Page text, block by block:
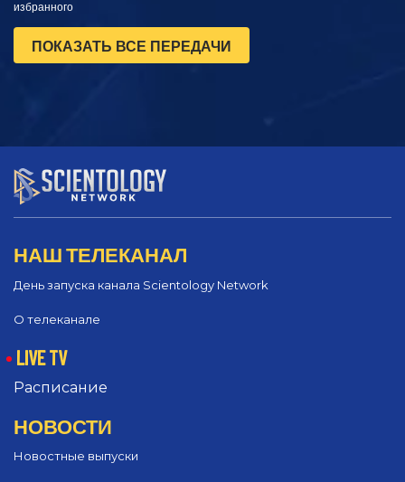
избранного
ПОКАЗАТЬ ВСЕ ПЕРЕДАЧИ
НАШ ТЕЛЕКАНАЛ
День запуска канала Scientology Network
О телеканале
LIVE TV
Расписание
НОВОСТИ
Новостные выпуски